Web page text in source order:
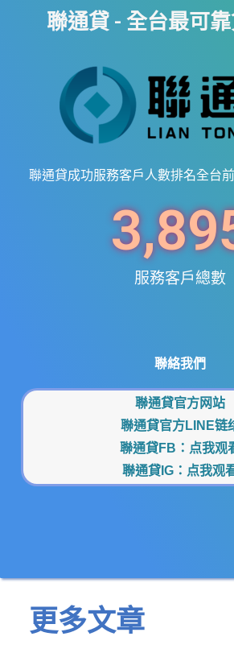
聯通貸 - 全台最可
聯通貸成功服務客戶人數排名全台前
服務客戶總數
聯絡我們
聯通貸官方网站
聯通貸官方LINE链
聯通貸FB： 点我观
聯通貸IG： 点我观
更多文章